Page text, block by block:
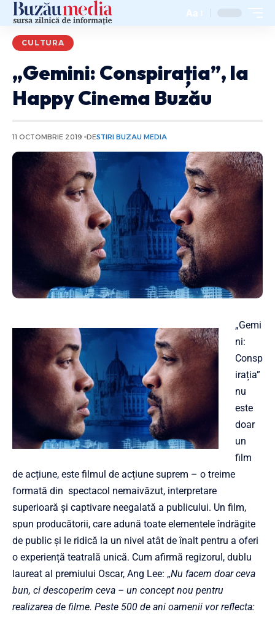
Aa
CULTURA
„Gemini: Conspirația”, la
Happy Cinema Buzău
11 OCTOMBRIE 2019 DESTIRI BUZAU MEDIA
„Gemi
ni:
Consp
irația”
nu
este
doar
un
film
de acțiune, este filmul de acțiune suprem – o treime
formată din spectacol nemaivăzut, interpretare
superioară și captivare neegalată a publicului. Un film,
spun producătorii, care adună toate elementele îndrăgite
de public și le ridică la un nivel atât de înalt pentru a oferi
o experiență teatrală unică. Cum afirmă regizorul, dublu
laureat al premiului Oscar, Ang Lee: „Nu facem doar ceva
bun, ci descoperim ceva – un concept nou pentru
realizarea de filme. Peste 500 de ani oamenii vor reflecta: